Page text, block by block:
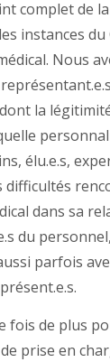
complet de
instances du
Nous
la
élu.e.s,
difficultés
dans sa
du
parfois
fois de plus
prise en